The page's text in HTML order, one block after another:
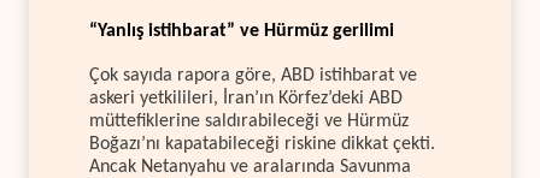
“Yanlış istihbarat” ve Hürmüz gerilimi
Çok sayıda rapora göre, ABD istihbarat ve
askeri yetkilileri, İran’ın Körfez’deki ABD
müttefiklerine saldırabileceği ve Hürmüz
Boğazı’nı kapatabileceği riskine dikkat çekti.
Ancak Netanyahu ve aralarında Savunma